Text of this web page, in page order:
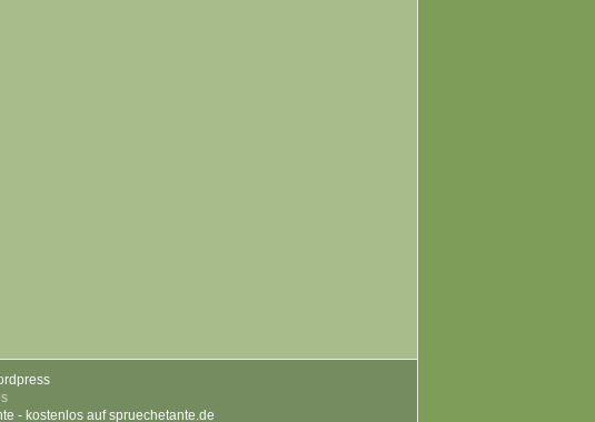
- kostenlos auf spruechetante.de